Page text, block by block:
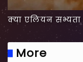
क्या एलियन सभ्यता
More